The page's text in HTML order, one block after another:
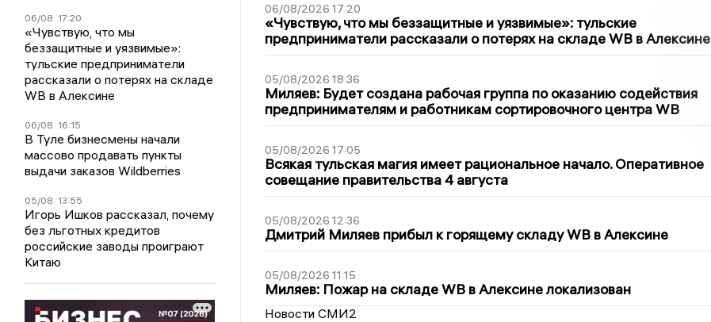
06/08 17:20
«Чувствую, что мы
беззащитные и уязвимые»:
тульские предприниматели
рассказали о потерях на складе
WB в Алексине
06/08 16:15
В Туле бизнесмены начали
массово продавать пункты
выдачи заказов Wildberries
05/08 13:55
Игорь Ишков рассказал, почему
без льготных кредитов
российские заводы проиграют
Китаю
06/08/2026 17:20
«Чувствую, что мы беззащитные и уязвимые»: тульские
предприниматели рассказали о потерях на складе WB в Алексине
05/08/2026 18:36
Миляев: Будет создана рабочая группа по оказанию содействия
предпринимателям и работникам сортировочного центра WB
05/08/2026 17:05
Всякая тульская магия имеет рациональное начало. Оперативное
совещание правительства 4 августа
05/08/2026 12:36
Дмитрий Миляев прибыл к горящему складу WB в Алексине
05/08/2026 11:15
Миляев: Пожар на складе WB в Алексине локализован
Новости СМИ2